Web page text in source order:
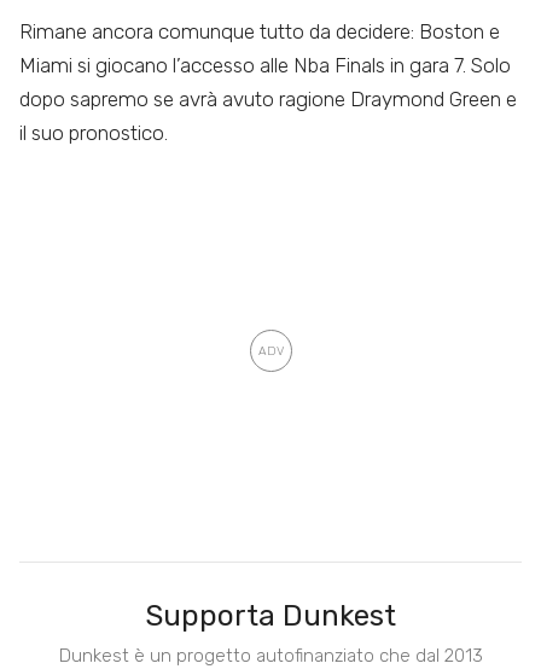
Rimane ancora comunque tutto da decidere: Boston e
Miami si giocano l’accesso alle Nba Finals in gara 7. Solo
dopo sapremo se avrà avuto ragione Draymond Green e
il suo pronostico.
Supporta Dunkest
Dunkest è un progetto autofinanziato che dal 2013